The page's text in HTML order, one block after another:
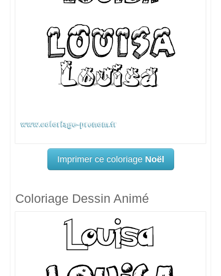
Imprimer ce coloriage Noël
Coloriage Dessin Animé